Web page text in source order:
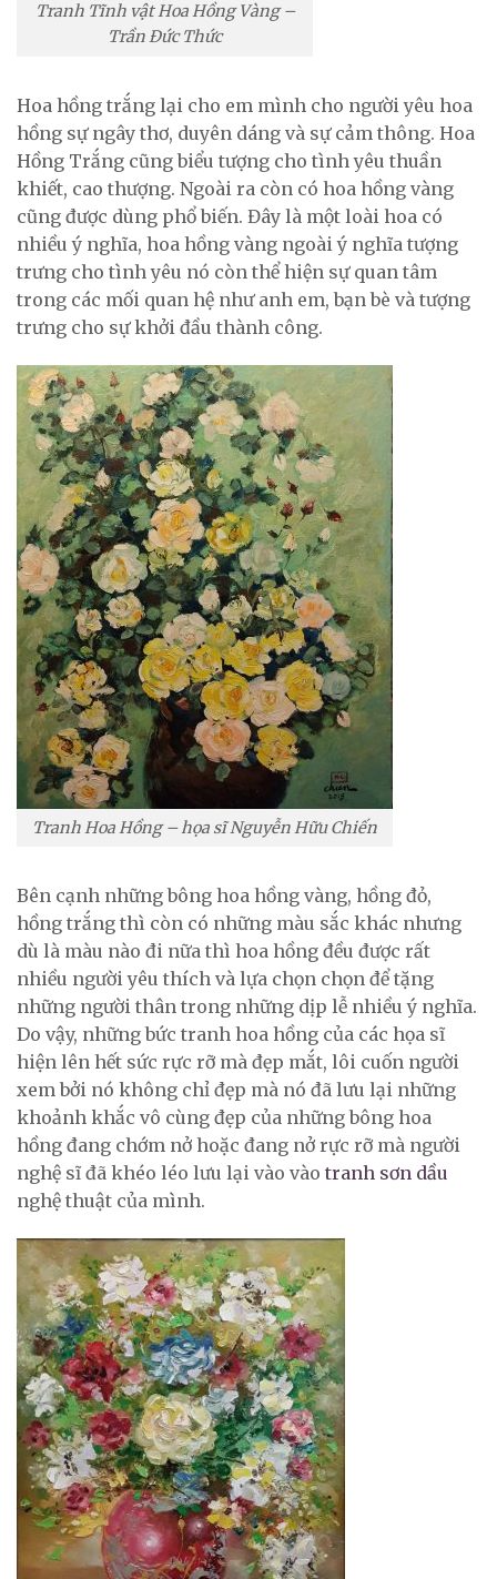
Tranh Tĩnh vật Hoa Hồng Vàng –
Trần Đức Thức
Hoa hồng trắng lại cho em mình cho người yêu hoa
hồng sự ngây thơ, duyên dáng và sự cảm thông. Hoa
Hồng Trắng cũng biểu tượng cho tình yêu thuần
khiết, cao thượng. Ngoài ra còn có hoa hồng vàng
cũng được dùng phổ biến. Đây là một loài hoa có
nhiều ý nghĩa, hoa hồng vàng ngoài ý nghĩa tượng
trưng cho tình yêu nó còn thể hiện sự quan tâm
trong các mối quan hệ như anh em, bạn bè và tượng
trưng cho sự khởi đầu thành công.
Tranh Hoa Hồng – họa sĩ Nguyễn Hữu Chiến
Bên cạnh những bông hoa hồng vàng, hồng đỏ,
hồng trắng thì còn có những màu sắc khác nhưng
dù là màu nào đi nữa thì hoa hồng đều được rất
nhiều người yêu thích và lựa chọn chọn để tặng
những người thân trong những dịp lễ nhiều ý nghĩa.
Do vậy, những bức tranh hoa hồng của các họa sĩ
hiện lên hết sức rực rỡ mà đẹp mắt, lôi cuốn người
xem bởi nó không chỉ đẹp mà nó đã lưu lại những
khoảnh khắc vô cùng đẹp của những bông hoa
hồng đang chớm nở hoặc đang nở rực rỡ mà người
nghệ sĩ đã khéo léo lưu lại vào vào tranh sơn dầu
nghệ thuật của mình.